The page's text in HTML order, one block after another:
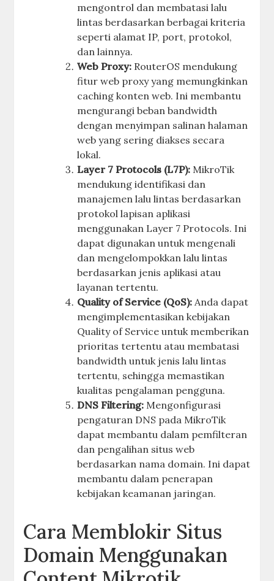
mengontrol dan membatasi lalu
lintas berdasarkan berbagai kriteria
seperti alamat IP, port, protokol,
dan lainnya.
Web Proxy: RouterOS mendukung
fitur web proxy yang memungkinkan
caching konten web. Ini membantu
mengurangi beban bandwidth
dengan menyimpan salinan halaman
web yang sering diakses secara
lokal.
Layer 7 Protocols (L7P): MikroTik
mendukung identifikasi dan
manajemen lalu lintas berdasarkan
protokol lapisan aplikasi
menggunakan Layer 7 Protocols. Ini
dapat digunakan untuk mengenali
dan mengelompokkan lalu lintas
berdasarkan jenis aplikasi atau
layanan tertentu.
Quality of Service (QoS): Anda dapat
mengimplementasikan kebijakan
Quality of Service untuk memberikan
prioritas tertentu atau membatasi
bandwidth untuk jenis lalu lintas
tertentu, sehingga memastikan
kualitas pengalaman pengguna.
DNS Filtering: Mengonfigurasi
pengaturan DNS pada MikroTik
dapat membantu dalam pemfilteran
dan pengalihan situs web
berdasarkan nama domain. Ini dapat
membantu dalam penerapan
kebijakan keamanan jaringan.
Cara Memblokir Situs
Domain Menggunakan